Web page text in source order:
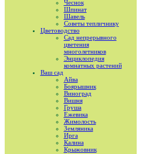
Чеснок
Шпинат
Шавель
Советы тепличнику
Цветоводство
Сад непрерывного
цветения
многолетников
Энциклопедия
комнатных растений
Ваш сад
Айва
Боярышник
Виноград
Вишня
Груша
Ежевика
Жимолость
Земляника
Ирга
Калина
Крыжовник